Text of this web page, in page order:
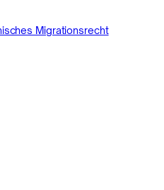
Migrationsrecht